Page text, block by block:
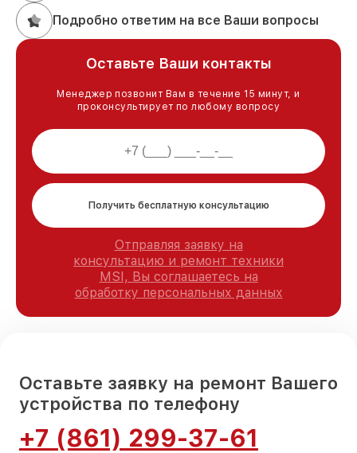
Подробно ответим на все Ваши вопросы
Оставьте Ваши контакты
Менеджер позвонит Вам в течение 15 минут, и
проконсультирует по любому вопросу
Получить бесплатную консультацию
Отправляя заявку на
консультацию и ремонт техники
MSI, Вы соглашаетесь на
обработку персональных данных
Оставьте заявку на ремонт Вашего
устройства по телефону
+7 (861) 299-37-61